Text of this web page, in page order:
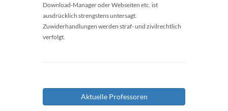
Download-Manager oder Webseiten etc. ist
ausdrücklich strengstens untersagt.
Zuwiderhandlungen werden straf- und zivilrechtlich
verfolgt.
Aktuelle Professoren